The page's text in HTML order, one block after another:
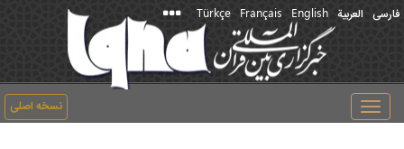
فارسی العربیة English
Français
Türkçe
نسخه اصلی
Toggle
navigation